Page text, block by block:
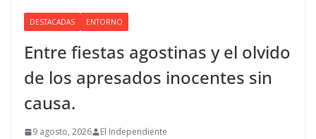
DESTACADAS ENTORNO
Entre fiestas agostinas y el olvido
de los apresados inocentes sin
causa.
9 agosto, 2026 El Independiente